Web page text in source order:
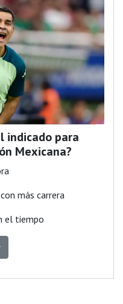
indicado para
Mexicana?
más carrera
el tiempo